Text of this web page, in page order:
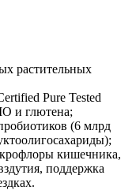
растительных
Pure Tested
и глютена;
(6 млрд
кишечника,
поддержка